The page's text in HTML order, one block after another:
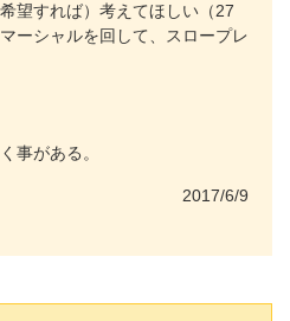
望すれば）考えてほしい（27
ーシャルを回して、スロープレ
事がある。
2017/6/9